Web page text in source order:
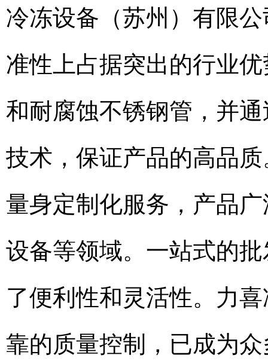
冷冻设备（苏州）有限
准性上占据突出的行业
和耐腐蚀不锈钢管，并
技术，保证产品的高品
量身定制化服务，产品
设备等领域。一站式的
了便利性和灵活性。力
靠的质量控制，已成为